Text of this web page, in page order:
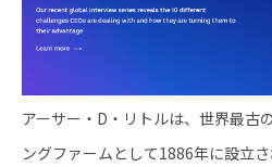
アーサー・D・リトルは、世界最古
ングファームとして1886年に設立